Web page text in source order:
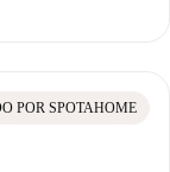
POR SPOTAHOME